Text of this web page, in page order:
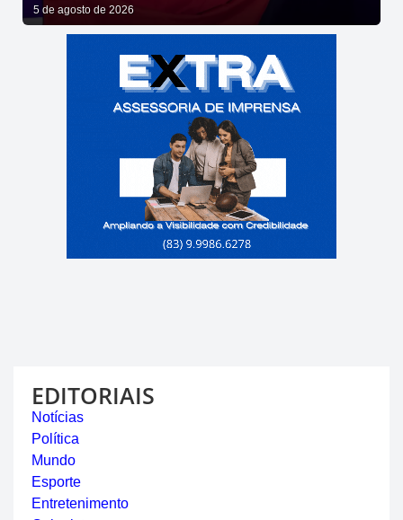
DINHEIRO, SE CONQUISTA COM TRABALHO”
5 de agosto de 2026
EDITORIAIS
Notícias
Política
Mundo
Esporte
Entretenimento